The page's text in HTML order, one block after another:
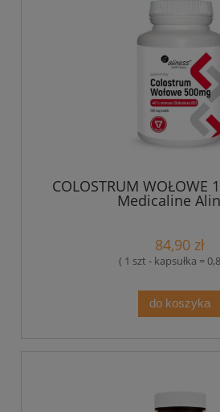
COLOSTRUM WOŁOWE
Medicaline
84,90 zł
( 1 szt - kapsułka =
do koszyka